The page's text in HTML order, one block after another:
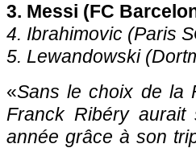
3. Messi (FC
4. Ibrahimovic (Paris
5. Lewandowski
«Sans le choix de la
Franck Ribéry
année grâce à son